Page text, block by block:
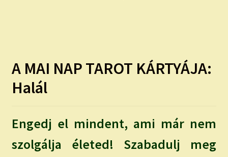
A MAI NAP TAROT KÁRTYÁJA:
Halál
Engedj el mindent, ami már nem
szolgálja életed! Szabadulj meg